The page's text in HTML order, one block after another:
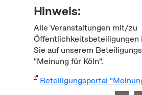
Hinweis:
Alle Veranstaltungen mit/zu
Öffentlichkeitsbeteiligungen
Sie auf unserem
"Meinung für Köln".
Beteiligungsportal